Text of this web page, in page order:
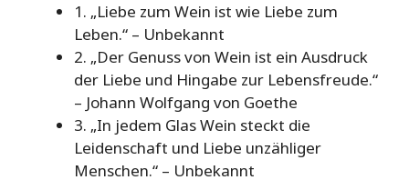
1. „Liebe zum Wein ist wie Liebe zum
Leben.“ – Unbekannt
2. „Der Genuss von Wein ist ein Ausdruck
der Liebe und Hingabe zur Lebensfreude.“
– Johann Wolfgang von Goethe
3. „In jedem Glas Wein steckt die
Leidenschaft und Liebe unzähliger
Menschen.“ – Unbekannt